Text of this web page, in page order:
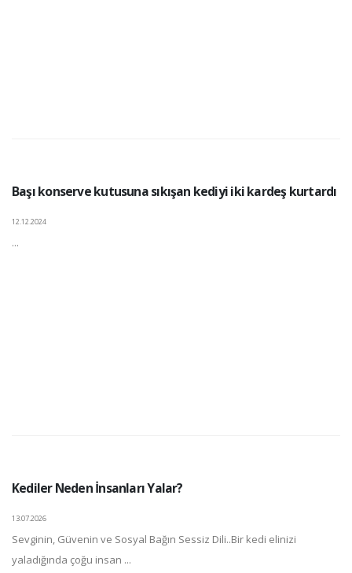
Başı konserve kutusuna sıkışan kediyi iki kardeş kurtardı
12.12.2024
...
Kediler Neden İnsanları Yalar?
13.07.2026
Sevginin, Güvenin ve Sosyal Bağın Sessiz Dili..Bir kedi elinizi
yaladığında çoğu insan ...